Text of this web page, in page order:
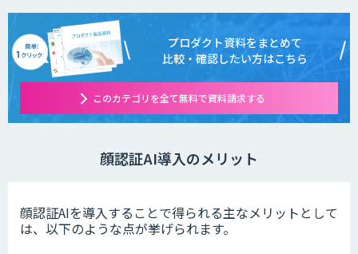
プロダクト資料をまとめて
比較・確認したい方はこちら
このカテゴリを全て無料で資料請求する
顔認証AI導入のメリット
顔認証AIを導入することで得られる主なメリットとして
は、以下のような点が挙げられます。